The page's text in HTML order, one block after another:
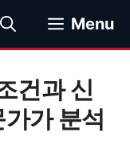
Menu
건과 신
가 분석